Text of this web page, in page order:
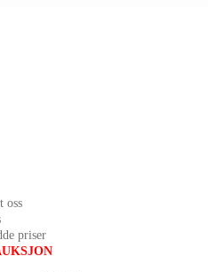
oss
priser